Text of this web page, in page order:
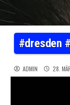
#dresden
ADMIN 28.